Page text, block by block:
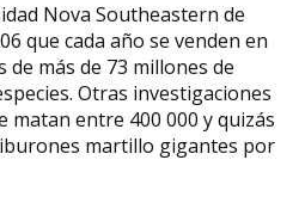
Nova Southeastern de
que cada año se venden en
más de 73 millones de
Otras investigaciones
matan entre 400 000 y quizás
martillo gigantes por